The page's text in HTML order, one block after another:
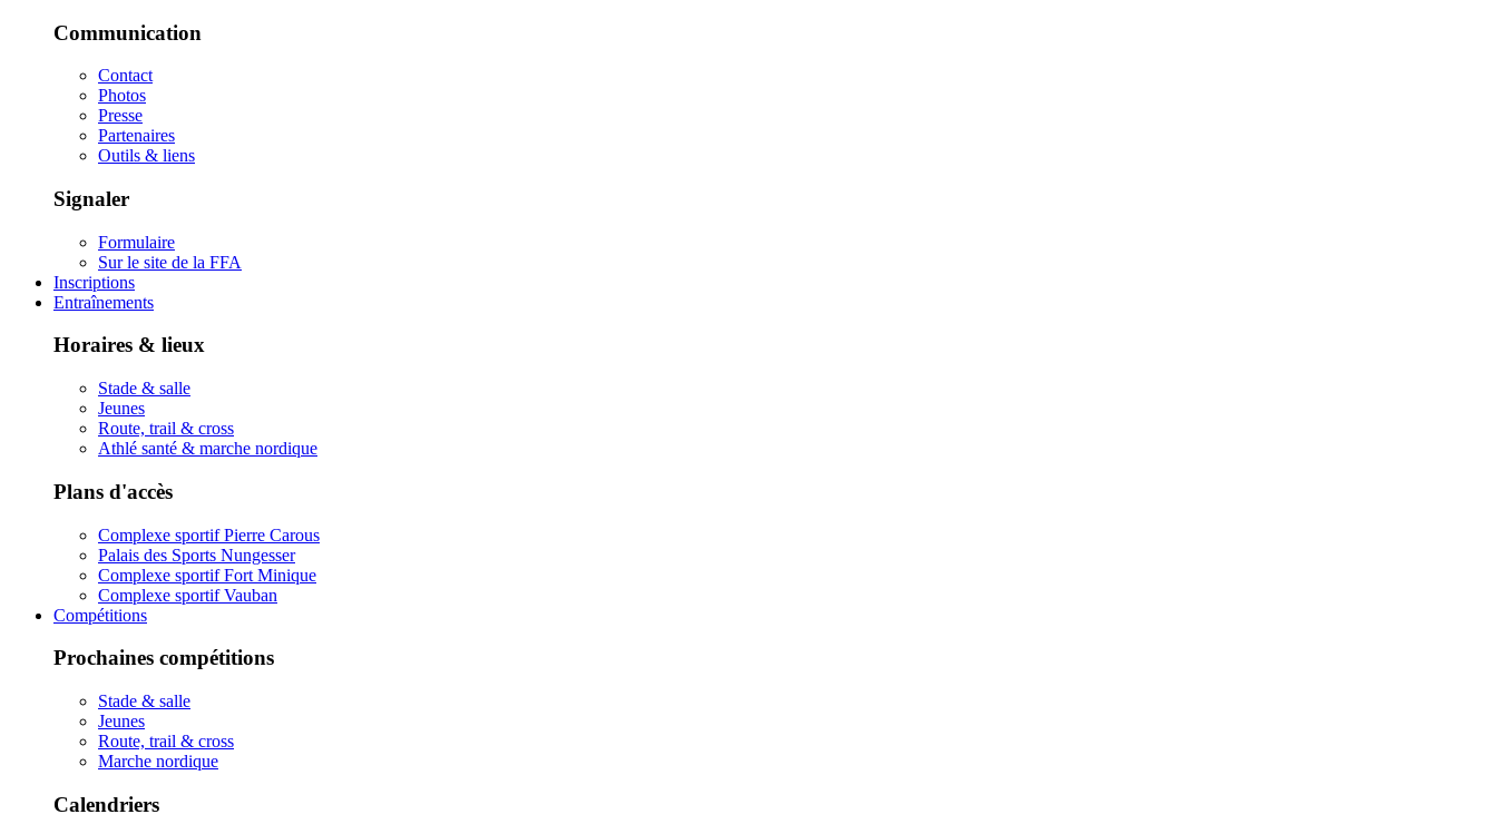
Communication
Contact
Photos
Presse
Partenaires
Outils & liens
Signaler
Formulaire
Sur le site de la FFA
Inscriptions
Entraînements
Horaires & lieux
Stade & salle
Jeunes
Route, trail & cross
Athlé santé & marche nordique
Plans d'accès
Complexe sportif Pierre Carous
Palais des Sports Nungesser
Complexe sportif Fort Minique
Complexe sportif Vauban
Compétitions
Prochaines compétitions
Stade & salle
Jeunes
Route, trail & cross
Marche nordique
Calendriers